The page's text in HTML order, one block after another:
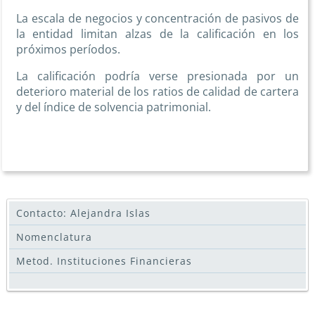
La escala de negocios y concentración de pasivos de
la entidad limitan alzas de la calificación en los
próximos períodos.
La calificación podría verse presionada por un
deterioro material de los ratios de calidad de cartera
y del índice de solvencia patrimonial.
Contacto: Alejandra Islas
Nomenclatura
Metod. Instituciones Financieras